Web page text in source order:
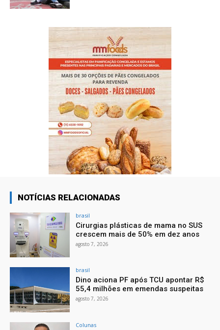
NOTÍCIAS RELACIONADAS
brasil
Cirurgias plásticas de mama no SUS
crescem mais de 50% em dez anos
agosto 7, 2026
brasil
Dino aciona PF após TCU apontar R$
55,4 milhões em emendas suspeitas
agosto 7, 2026
Colunas